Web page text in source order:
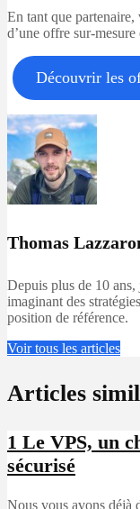
En tant que partenaire,
d’une offre sur-mesure
Découvrir les
Thomas
Depuis plus de 10
imaginant des
position de référence.
Voir tous les articles
Articles
1 Le VPS, un
sécurisé
Nous vous avons déjà